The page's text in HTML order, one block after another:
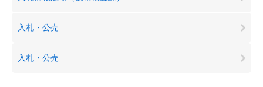
入札・公売
入札・公売